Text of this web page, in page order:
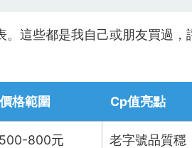
這些都是我自己或朋友買過，
價格範圍 Cp值亮點
500-800元 老字號品質穩